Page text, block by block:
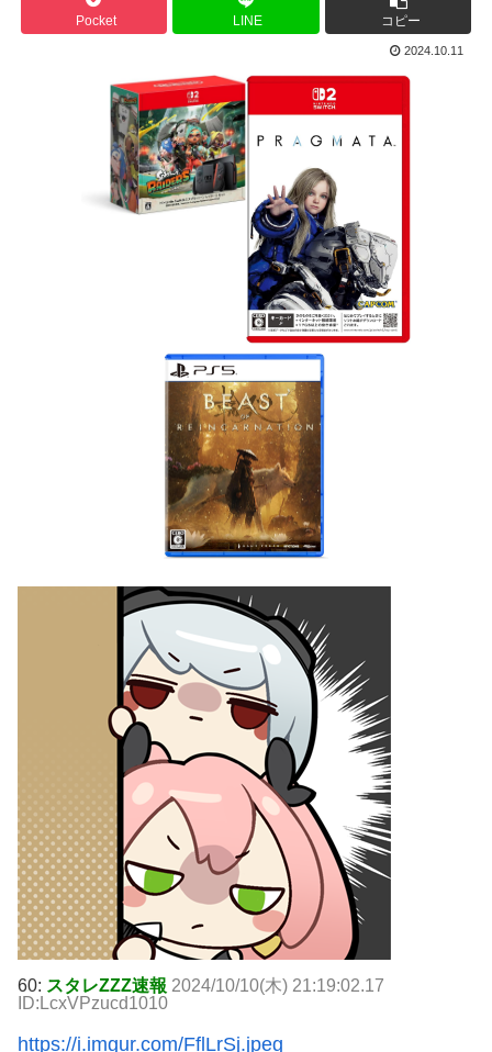
Pocket LINE コピー
2024.10.11
60: スタレZZZ速報 2024/10/10(木) 21:19:02.17
ID:LcxVPzucd1010
https://i.imgur.com/FflLrSj.jpeg